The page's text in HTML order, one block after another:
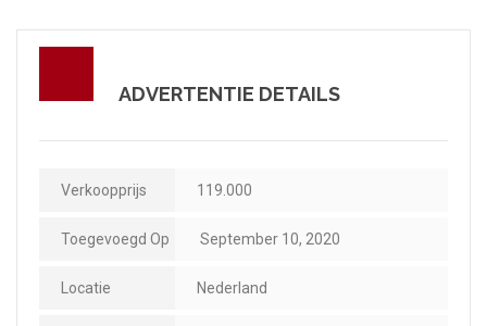
ADVERTENTIE DETAILS
Verkoopprijs 119.000
Toegevoegd Op September 10, 2020
Locatie Nederland